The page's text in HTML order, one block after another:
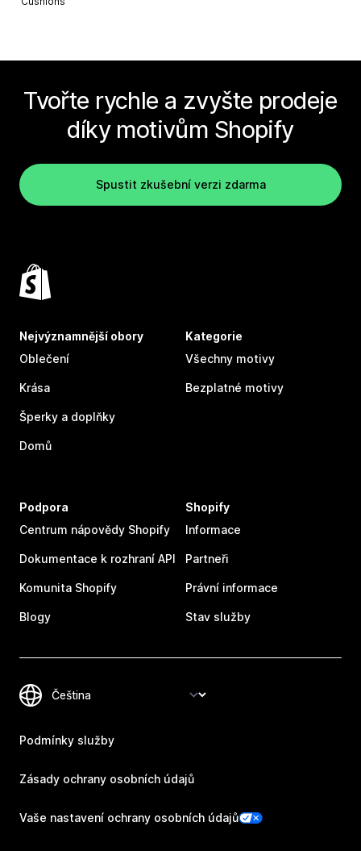
Tvořte rychle a zvyšte prodeje
díky motivům Shopify
Spustit zkušební verzi zdarma
Nejvýznamnější obory
Oblečení
Krása
Šperky a doplňky
Domů
Kategorie
Všechny motivy
Bezplatné motivy
Podpora
Centrum nápovědy Shopify
Dokumentace k rozhraní API
Komunita Shopify
Blogy
Shopify
Informace
Partneři
Právní informace
Stav služby
Podmínky služby
Zásady ochrany osobních údajů
Vaše nastavení ochrany osobních údajů